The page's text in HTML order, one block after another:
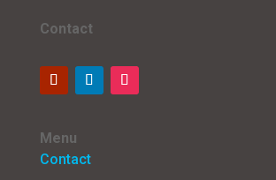
Contact
Menu
Contact